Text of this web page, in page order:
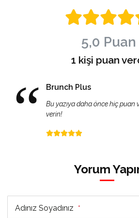
5,0 Puan
1 kişi puan
Brunch Plus
Bu yazıya daha önce hiç puan
verin!
Yorum
Adınız Soyadınız *